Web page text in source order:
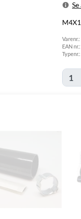
din
i
Varenr.:
EAN nr.:
Typenr.: